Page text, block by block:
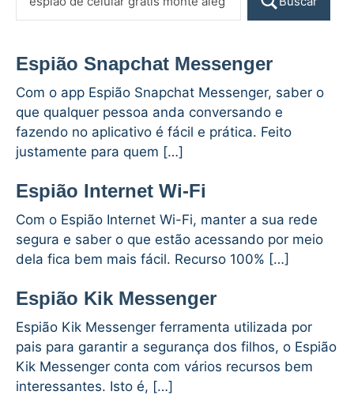
Espião Snapchat Messenger
Com o app Espião Snapchat Messenger, saber o
que qualquer pessoa anda conversando e
fazendo no aplicativo é fácil e prática. Feito
justamente para quem […]
Espião Internet Wi-Fi
Com o Espião Internet Wi-Fi, manter a sua rede
segura e saber o que estão acessando por meio
dela fica bem mais fácil. Recurso 100% […]
Espião Kik Messenger
Espião Kik Messenger ferramenta utilizada por
pais para garantir a segurança dos filhos, o Espião
Kik Messenger conta com vários recursos bem
interessantes. Isto é, […]